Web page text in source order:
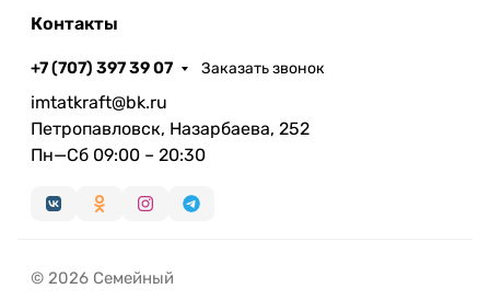
Контакты
+7 (707) 397 39 07 Заказать звонок
imtatkraft@bk.ru
Петропавловск, Назарбаева, 252
Пн—Сб 09:00 – 20:30
© 2026 Семейный